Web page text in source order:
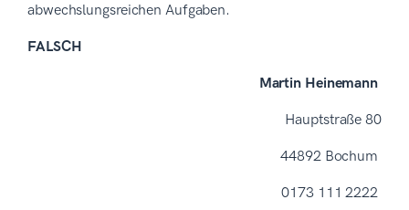
abwechslungsreichen Aufgaben.
FALSCH
Martin Heinemann
Hauptstraße 80
44892 Bochum
0173 111 2222